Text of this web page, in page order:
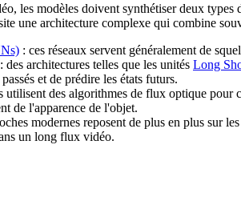
les modèles doivent synthétiser deux
une architecture complexe qui combine
: ces réseaux servent généralement de
: des architectures telles que les unités Long
et de prédire les états futurs.
utilisent des algorithmes de flux optique pour
de l'apparence de l'objet.
modernes reposent de plus en plus sur les
un long flux vidéo.